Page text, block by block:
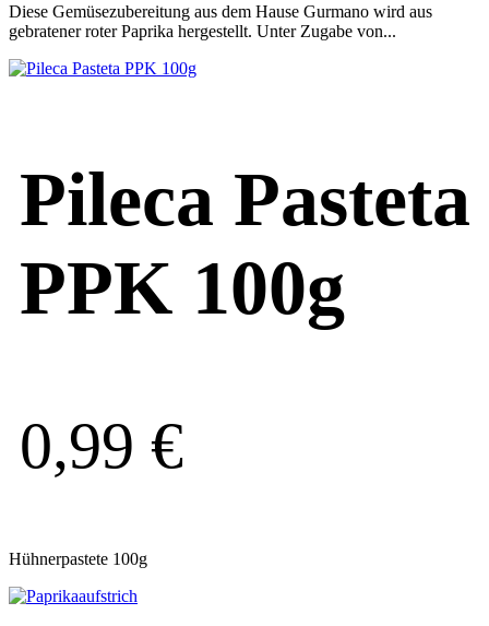
Diese Gemüsezubereitung aus dem Hause Gurmano wird aus
gebratener roter Paprika hergestellt. Unter Zugabe von...
Pileca Pasteta
PPK 100g
0,99 €
Hühnerpastete 100g